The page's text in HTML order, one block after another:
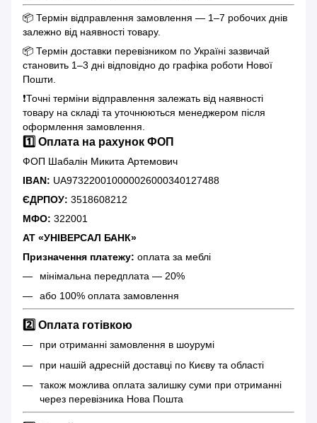
📦 Термін відправлення замовлення — 1–7 робочих днів
залежно від наявності товару.
📦 Термін доставки перевізником по Україні зазвичай
становить 1–3 дні відповідно до графіка роботи Нової
Пошти.
❗️Точні терміни відправлення залежать від наявності
товару на складі та уточнюються менеджером після
оформлення замовлення.
1️⃣ Оплата на рахунок ФОП
ФОП Шабалін Микита Артемович
IBAN: UA973220010000026000340127488
ЄДРПОУ: 3518608212
МФО: 322001
АТ «УНІВЕРСАЛ БАНК»
Призначення платежу: оплата за меблі
мінімальна передплата — 20%
або 100% оплата замовлення
2️⃣ Оплата готівкою
при отриманні замовлення в шоурумі
при нашій адресній доставці по Києву та області
також можлива оплата залишку суми при отриманні
через перевізника Нова Пошта